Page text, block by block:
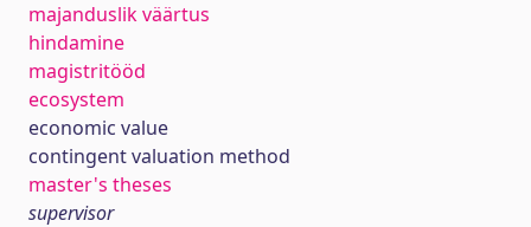
majanduslik väärtus
hindamine
magistritööd
ecosystem
economic value
contingent valuation method
master's theses
supervisor